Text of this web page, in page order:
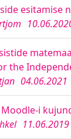
esitamise
the
04.06.2021
Moodle-i
11.06.2019